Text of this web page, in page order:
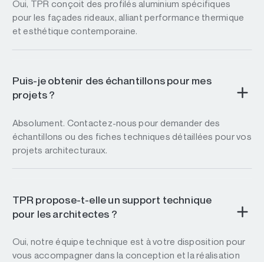
Oui, TPR conçoit des profilés aluminium spécifiques
pour les façades rideaux, alliant performance thermique
et esthétique contemporaine.
Puis-je obtenir des échantillons pour mes
projets ?
Absolument. Contactez-nous pour demander des
échantillons ou des fiches techniques détaillées pour vos
projets architecturaux.
TPR propose-t-elle un support technique
pour les architectes ?
Oui, notre équipe technique est à votre disposition pour
vous accompagner dans la conception et la réalisation